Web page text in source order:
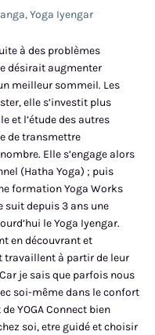
,Yoga Iyengar
à des problèmes
désirait augmenter
meilleur sommeil. Les
elle s’investit plus
et l’étude des autres
de transmettre
Elle s’engage alors
(Hatha Yoga) ; puis
formation Yoga Works
suit depuis 3 ans une
le Yoga Iyengar.
en découvrant et
travaillent à partir de leur
je sais que parfois nous
soi-même dans le confort
YOGA Connect bien
soi, etre guidé et choisir